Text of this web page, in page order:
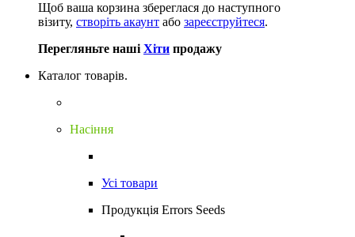
Щоб ваша корзина збереглася до наступного
візиту, створіть акаунт або зареєструйтеся.
Перегляньте наші Хіти продажу
Каталог товарів.
Насіння
Усі товари
Продукція Errors Seeds